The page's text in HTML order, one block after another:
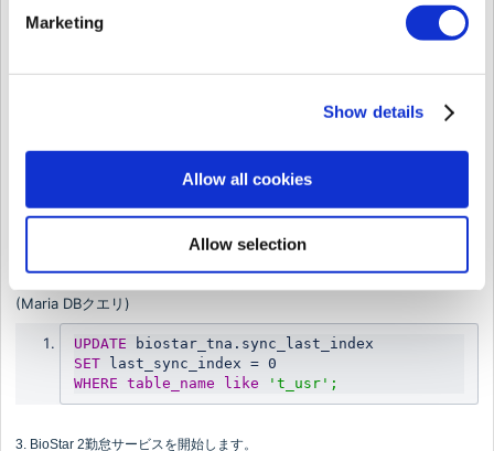
Marketing
Show details
Allow all cookies
Allow selection
DD_c#_ta-error.log
{ id: undefined, message: 'perm_id is required.', message_key:
{ id: undefined, message: 'perm_id is required.', message_key:
解決方法
1. BioStar SettingでBioStar 2勤怠サービスを停止します。
(Maria DBクエリ)
UPDATE biostar_tna.sync_last_index
SET last_sync_index = 0
WHERE table_name like 't_usr';
3. BioStar 2勤怠サービスを開始します。